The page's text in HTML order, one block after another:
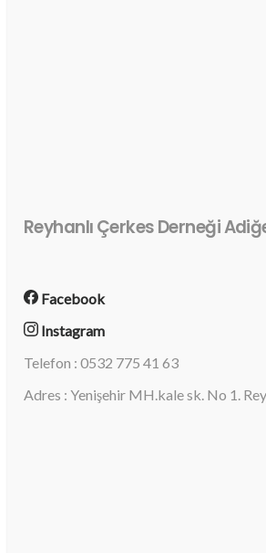
Reyhanlı Çerkes Derneği
Facebook
Instagram
Telefon : 0532 775 41 63
Adres : Yenişehir MH.kale sk. No 1.